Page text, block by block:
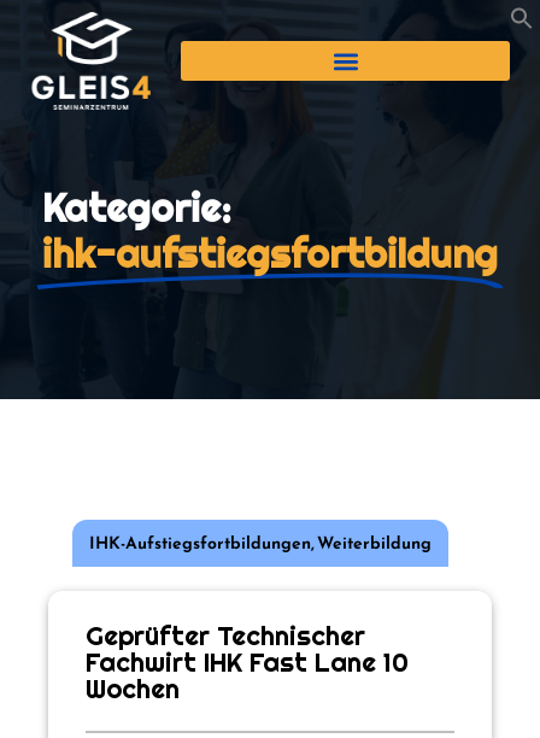
Kategorie:
ihk-aufstiegsfortbildung
IHK-Aufstiegsfortbildungen,Weiterbildung
Geprüfter Technischer
Fachwirt IHK Fast Lane 10
Wochen